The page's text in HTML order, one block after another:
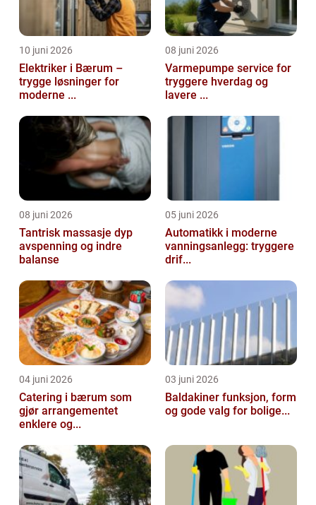
10 juni 2026
Elektriker i Bærum –
trygge løsninger for
moderne ...
08 juni 2026
Varmepumpe service for
tryggere hverdag og
lavere ...
08 juni 2026
Tantrisk massasje dyp
avspenning og indre
balanse
05 juni 2026
Automatikk i moderne
vanningsanlegg: tryggere
drif...
04 juni 2026
Catering i bærum som
gjør arrangementet
enklere og...
03 juni 2026
Baldakiner funksjon, form
og gode valg for bolige...